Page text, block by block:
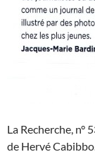
La Recherche, n°
de Hervé